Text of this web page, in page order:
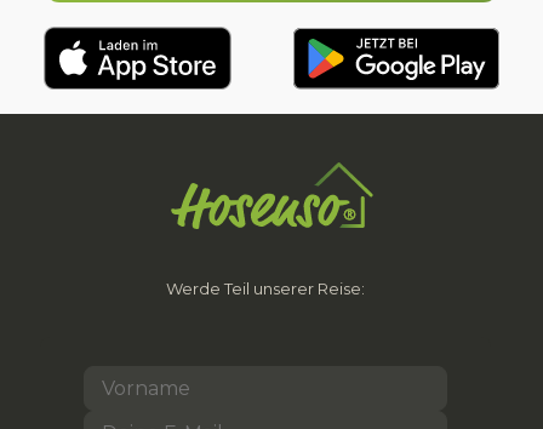
Werde Teil unserer Reise: